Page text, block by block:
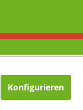
Konfigurieren